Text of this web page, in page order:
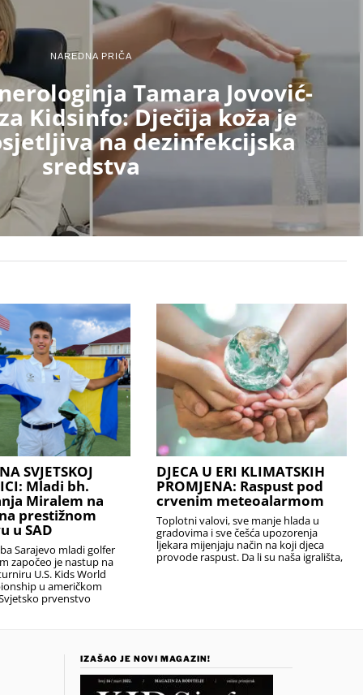
NAREDNA PRIČA
Tamara Jovović-
Kidsinfo: Dječija koža je
na dezinfekcijska
sredstva
SVJETSKOJ
Mladi bh.
Miralem na
prestižnom
u SAD
Sarajevo mladi golfer
započeo je nastup na
U.S. Kids World
u američkom
prvenstvo
DJECA U ERI KLIMATSKIH
PROMJENA: Raspust pod
crvenim meteoalarmom
Toplotni valovi, sve manje hlada u
gradovima i sve češća upozorenja
ljekara mijenjaju način na koji djeca
provode raspust. Da li su naša igrališta,
IZAŠAO JE NOVI MAGAZIN!